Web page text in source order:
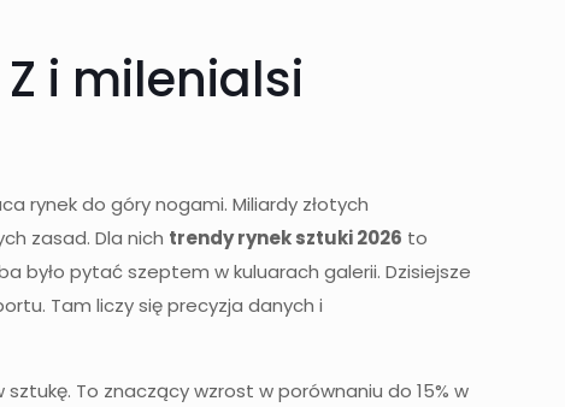
i milenialsi
rynek do góry nogami. Miliardy złotych
zasad. Dla nich trendy rynek sztuki 2026 to
było pytać szeptem w kuluarach galerii. Dzisiejsze
Tam liczy się precyzja danych i
To znaczący wzrost w porównaniu do 15% w